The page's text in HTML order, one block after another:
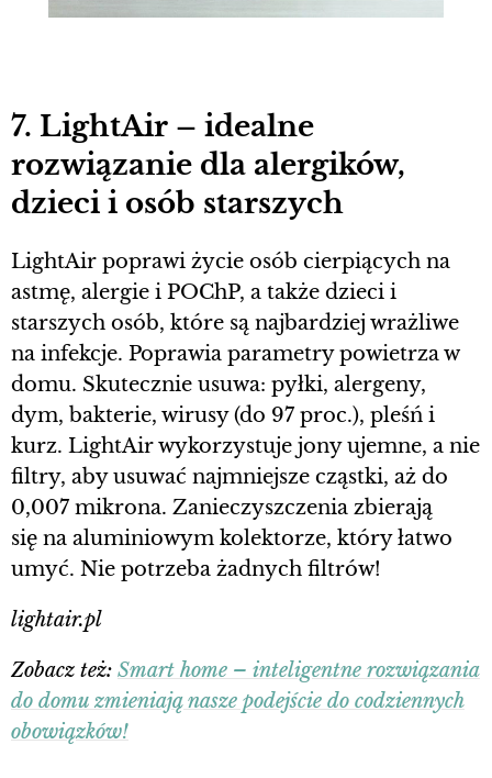
7. LightAir – idealne
rozwiązanie dla alergików,
dzieci i osób starszych
LightAir poprawi życie osób cierpiących na
astmę, alergie i POChP, a także dzieci i
starszych osób, które są najbardziej wrażliwe
na infekcje. Poprawia parametry powietrza w
domu. Skutecznie usuwa: pyłki, alergeny,
dym, bakterie, wirusy (do 97 proc.), pleśń i
kurz. LightAir wykorzystuje jony ujemne, a nie
filtry, aby usuwać najmniejsze cząstki, aż do
0,007 mikrona. Zanieczyszczenia zbierają
się na aluminiowym kolektorze, który łatwo
umyć. Nie potrzeba żadnych filtrów!
lightair.pl
Zobacz też: Smart home – inteligentne rozwiązania
do domu zmieniają nasze podejście do codziennych
obowiązków!